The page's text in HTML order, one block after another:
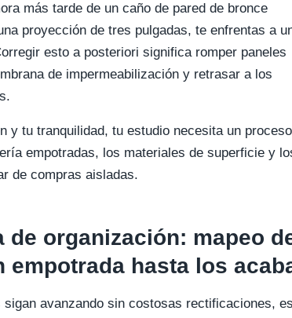
más tarde de un caño de pared de bronce
proyección de tres pulgadas, te enfrentas a
esto a posteriori significa romper paneles
de impermeabilización y retrasar a los
y tu tranquilidad, tu estudio necesita un
empotradas, los materiales de superficie y
de compras aisladas.
de organización: mapeo
empotrada hasta los
sigan avanzando sin costosas rectificaciones,